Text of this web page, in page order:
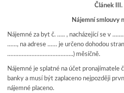
Článek III.
Nájemní smlouvy
Nájemné za byt č. ….. , nacházející se v
……, na adrese …… je určeno dohodou
…………………………………..) měsíčně.
Nájemné je splatné na účet
banky a musí být zaplaceno nejpozději
nájemné placeno.